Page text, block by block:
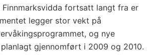
fortsatt langt fra er
legger stor vekt på
og nye
gjennomført i 2009 og 2010.